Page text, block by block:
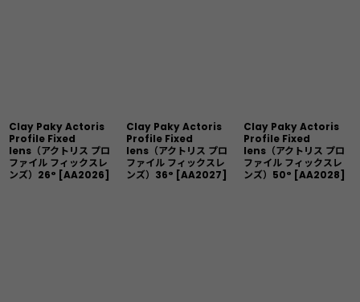
Clay Paky Actoris
Profile Fixed
lens（アクトリス プロ
ファイル フィックスレ
ンズ）26° [AA2026]
Clay Paky Actoris
Profile Fixed
lens（アクトリス プロ
ファイル フィックスレ
ンズ）36° [AA2027]
Clay Paky Actoris
Profile Fixed
lens（アクトリス プロ
ファイル フィックスレ
ンズ）50° [AA2028]